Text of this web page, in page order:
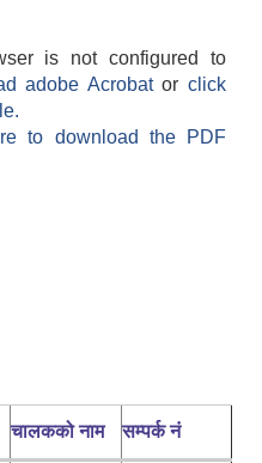
is not configured to
adobe Acrobatorclick
to download the PDF
चालकको नाम सम्पर्क नं